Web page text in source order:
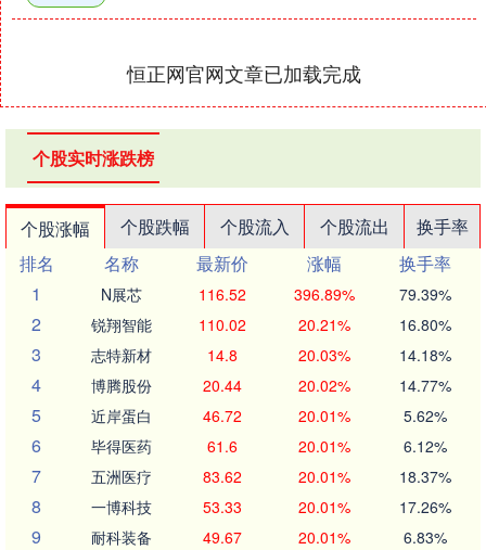
恒正网官网文章已加载完成
个股实时涨跌榜
个股涨幅 个股跌幅 个股流入 个股流出
换手率
排名
名称 最新价 涨幅
换手率
1
N展芯 116.52 396.89% 79.39%
2 锐翔智能 110.02 20.21% 16.80%
3 志特新材 14.8 20.03% 14.18%
4 博腾股份 20.44 20.02% 14.77%
5 近岸蛋白 46.72 20.01% 5.62%
6 毕得医药 61.6 20.01% 6.12%
7 五洲医疗 83.62 20.01% 18.37%
8 一博科技 53.33 20.01% 17.26%
9 耐科装备 49.67 20.01% 6.83%